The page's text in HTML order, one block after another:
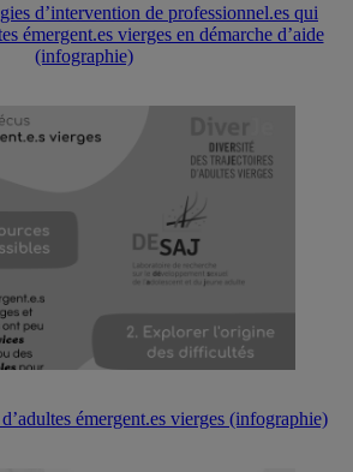
d’intervention de professionnel.es qui
émergent.es vierges en démarche d’aide
(infographie)
émergent.es vierges (infographie)